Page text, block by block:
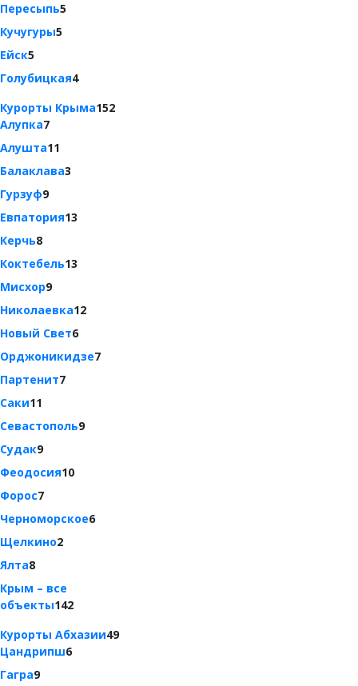
Пересыпь5
Кучугуры5
Ейск5
Голубицкая4
Курорты Крыма152
Алупка7
Алушта11
Балаклава3
Гурзуф9
Евпатория13
Керчь8
Коктебель13
Мисхор9
Николаевка12
Новый Свет6
Орджоникидзе7
Партенит7
Саки11
Севастополь9
Судак9
Феодосия10
Форос7
Черноморское6
Щелкино2
Ялта8
Крым – все
объекты142
Курорты Абхазии49
Цандрипш6
Гагра9